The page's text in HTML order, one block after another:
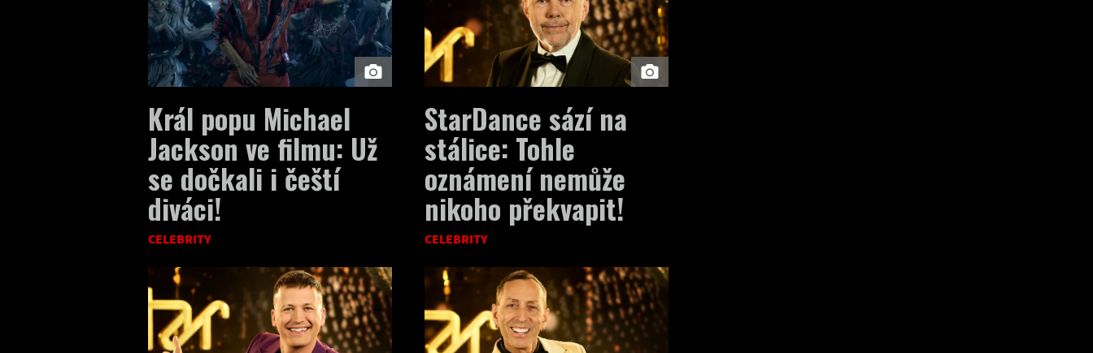
Král popu Michael
Jackson ve filmu: Už
se dočkali i čeští
diváci!
CELEBRITY
StarDance sází na
stálice: Tohle
oznámení nemůže
nikoho překvapit!
CELEBRITY